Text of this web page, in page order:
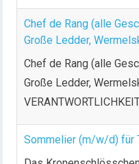
Chef de Rang (alle
Große Ledder,
Chef de Rang (alle
Große Ledder,
Sommelier (m/w/d) für
Das